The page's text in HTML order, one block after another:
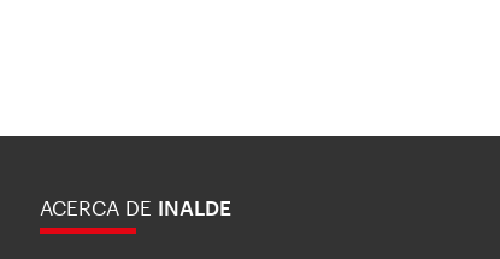
ACERCA DE INALDE